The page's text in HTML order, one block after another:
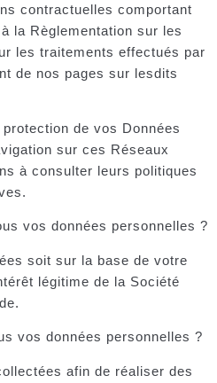
contractuelles comportant
la Règlementation sur les
les traitements effectués par
de nos pages sur lesdits
de vos Données
sur ces Réseaux
à consulter leurs politiques
vos données personnelles ?
soit sur la base de votre
légitime de la Société
vos données personnelles ?
afin de réaliser des